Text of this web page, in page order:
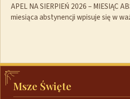
APEL NA SIERPIEŃ 2026 – MIESIĄC
miesiąca abstynencji wpisuje się w
Msze Święte